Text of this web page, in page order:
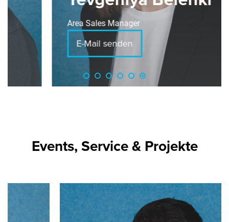
Area Sales Manager
E-Mail senden
Events, Service & Projekte
Slider überspringen